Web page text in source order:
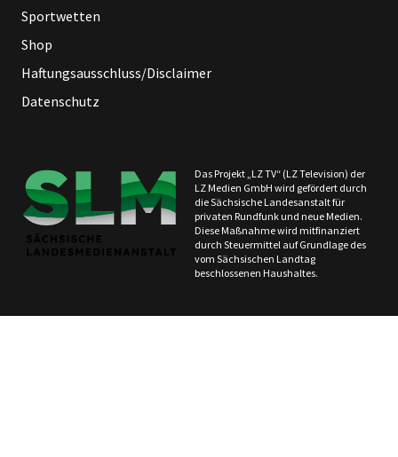
Sportwetten
Shop
Haftungsausschluss/Disclaimer
Datenschutz
Das Projekt „LZ TV“ (LZ Television) der
LZ Medien GmbH wird gefördert durch
die Sächsische Landesanstalt für
privaten Rundfunk und neue Medien.
Diese Maßnahme wird mitfinanziert
durch Steuermittel auf Grundlage des
vom Sächsischen Landtag
beschlossenen Haushaltes.